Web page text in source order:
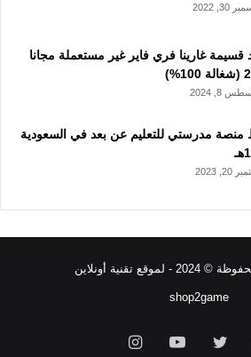
30, 2022
قسيمة غارينا فري فاير غير مستعملة مجانا
8, 2024
منصة مدرستي للتعليم عن بعد في السعودية
2023
تقنية أونلاين
shop2game
تويتر يوتيوبانستقرام